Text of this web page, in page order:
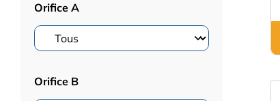
Orifice A
Orifice B